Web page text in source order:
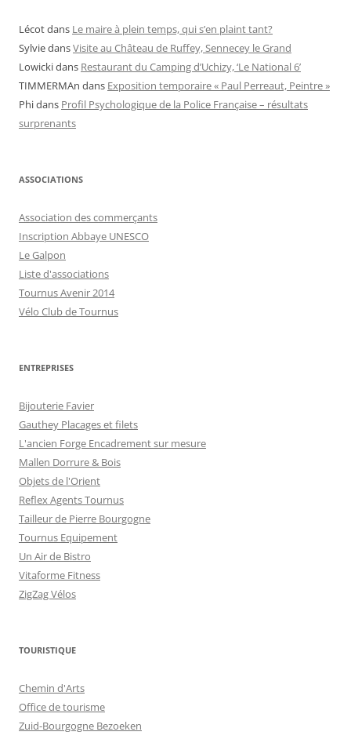
Lécotdans Le maire à plein temps, qui s’en plaint tant?
SylviedansVisite au Château de Ruffey, Sennecey le Grand
Lowickidans Restaurant du Camping d’Uchizy, ‘Le National 6’
TIMMERMAn dans Exposition temporaire « Paul Perreaut, Peintre »
Phidans Profil Psychologique de la Police Française – résultats
surprenants
ASSOCIATIONS
Association des commerçants
Inscription Abbaye UNESCO
Le Galpon
Liste d'associations
Tournus Avenir 2014
Vélo Club de Tournus
ENTREPRISES
Bijouterie Favier
Gauthey Placages et filets
L'ancien Forge Encadrement sur mesure
Mallen Dorrure & Bois
Objets de l'Orient
Reflex Agents Tournus
Tailleur de Pierre Bourgogne
Tournus Equipement
Un Air de Bistro
Vitaforme Fitness
ZigZag Vélos
TOURISTIQUE
Chemin d'Arts
Office de tourisme
Zuid-Bourgogne Bezoeken